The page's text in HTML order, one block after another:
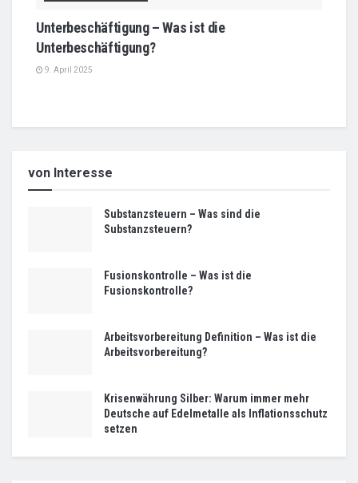
Unterbeschäftigung – Was ist die
Unterbeschäftigung?
9. April 2025
von Interesse
Substanzsteuern – Was sind die
Substanzsteuern?
Fusionskontrolle – Was ist die
Fusionskontrolle?
Arbeitsvorbereitung Definition – Was ist die
Arbeitsvorbereitung?
Krisenwährung Silber: Warum immer mehr
Deutsche auf Edelmetalle als Inflationsschutz
setzen